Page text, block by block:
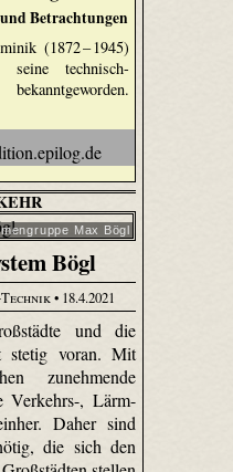
Betrachtungen
(1872 – 1945)
technisch-
Max Bögl
Bögl
• 18.4.2021
und die
stetig voran. Mit
zunehmende
Verkehrs-, Lärm-
Daher sind
die sich den